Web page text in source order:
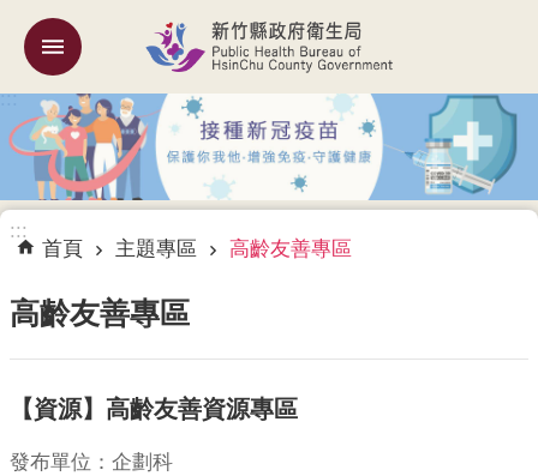
跳到主要內容區塊
機
關
簡
介
訊
公
告
務
區
:::
:::
首頁 主題專區 高齡友善專區
高齡友善專區
【資源】高齡友善資源專區
發布單位：企劃科